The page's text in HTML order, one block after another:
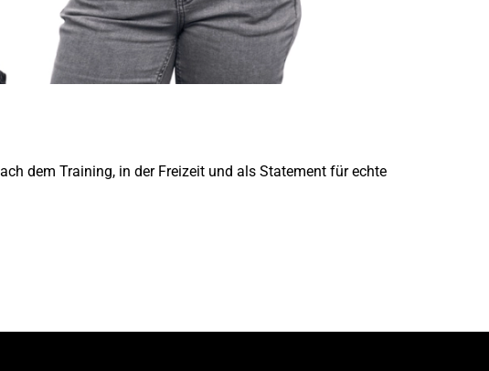
dem Training, in der Freizeit und als Statement für echte